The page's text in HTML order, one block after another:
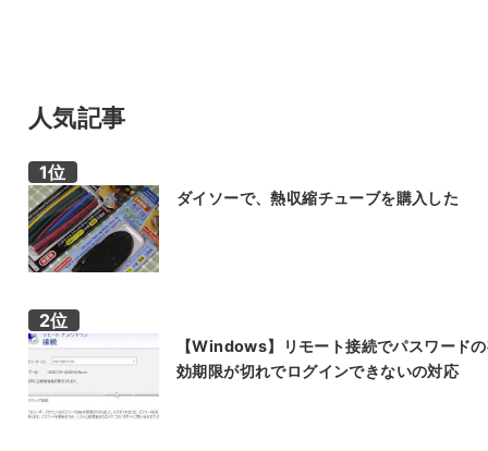
人気記事
ダイソーで、熱収縮チューブを購入した
【Windows】リモート接続でパスワード
効期限が切れでログインできないの対応